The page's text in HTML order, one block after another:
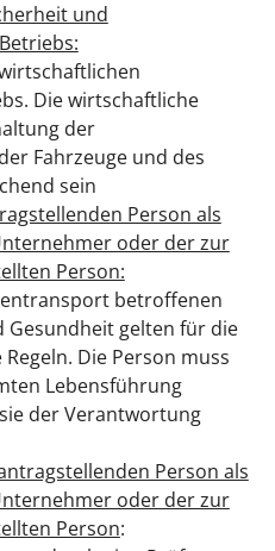
und
Die wirtschaftliche
der
Fahrzeuge und des
sein
Person als
oder der zur
Person:
betroffenen
Gesundheit gelten für die
Die Person muss
Lebensführung
der Verantwortung
Person als
oder der zur
Person: